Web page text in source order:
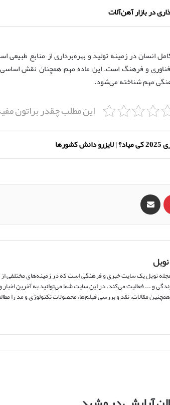
در بازار آهن‌آلات
انسان در زمینه تولید و بهره‌برداری از منابع طبیعی
و فرهنگ است. این ماده مهم همچنان نقش اساسی
مهم شناخته می‌شود.
این مطلب چقدر براتون
‫پین‌ترست
نوبل یک سایت خبری و فرهنگی است که در زمینه‌های مختلفی از
و ... فعالیت می‌کند. در این سایت شما می‌توانید به آخرین
مقالات، نقد و بررسی فیلم‌ها، محصولات تکنولوژی و مد را